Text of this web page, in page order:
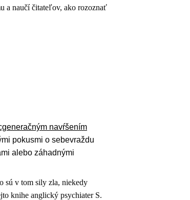
a naučí čitateľov, ako rozoznať
navŕšením
pokusmi o sebevraždu
alebo záhadnými
sú v tom sily zla, niekedy
knihe anglický psychiater S.